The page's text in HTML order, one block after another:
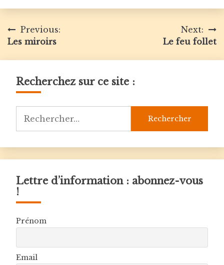
Navigation
Previous:
Les miroirs
Next:
Le feu follet
Recherchez sur ce site :
Lettre d’information : abonnez-vous
!
Prénom
Email